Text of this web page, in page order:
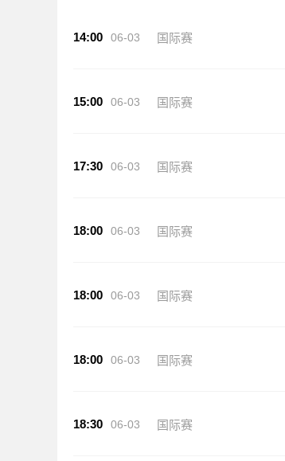
14:00 06-03 国际赛
15:00 06-03 国际赛
17:30 06-03 国际赛
18:00 06-03 国际赛
18:00 06-03 国际赛
18:00 06-03 国际赛
18:30 06-03 国际赛